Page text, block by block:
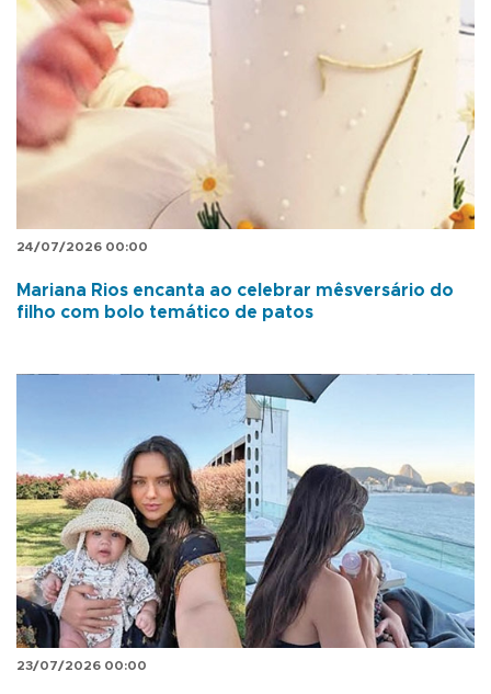
24/07/2026 00:00
Mariana Rios encanta ao celebrar mêsversário do
filho com bolo temático de patos
23/07/2026 00:00